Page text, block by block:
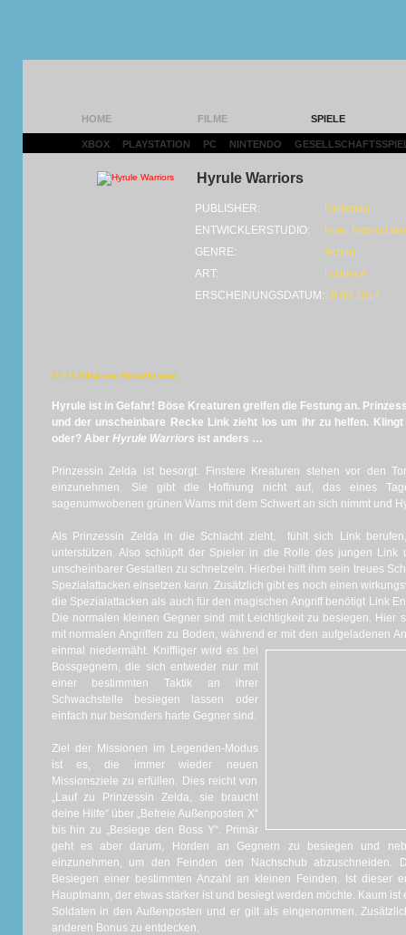
HOME FILME SPIELE
XBOX PLAYSTATION PC NINTENDO
Hyrule Warriors
PUBLISHER:
Nintendo
ENTWICKLERSTUDIO:
Koei Tecmo
GENRE:
Action
ART:
Fullprice
ERSCHEINUNGSDATUM:19.09.2014
17.11.2014 von Born2bewild
Hyrule ist in Gefahr! Böse Kreaturen greifen die Festung an.
und der unscheinbare Recke Link zieht los um ihr zu helfen.
oder? Aber Hyrule Warriors ist anders …
Prinzessin Zelda ist besorgt. Finstere Kreaturen stehen vor den
einzunehmen. Sie gibt die Hoffnung nicht auf, das eines
sagenumwobenen grünen Wams mit dem Schwert an sich nimmt und
Als Prinzessin Zelda in die Schlacht zieht, fühlt sich Link
unterstützen. Also schlüpft der Spieler in die Rolle des jungen
unscheinbarer Gestalten zu schnetzeln. Hierbei hilft ihm sein treues
Spezialattacken einsetzen kann. Zusätzlich gibt es noch einen
die Spezialattacken als auch für den magischen Angriff benötigt Link
Die normalen kleinen Gegner sind mit Leichtigkeit zu besiegen. Hier
mit normalen Angriffen zu Boden, während er mit den aufgeladenen
einmal niedermäht. Kniffliger wird es bei
Bossgegnern, die sich entweder nur mit
einer bestimmten Taktik an ihrer
Schwachstelle besiegen lassen oder
einfach nur besonders harte Gegner sind.
Ziel der Missionen im Legenden-Modus
ist es, die immer wieder neuen
Missionsziele zu erfüllen. Dies reicht von
„Lauf zu Prinzessin Zelda, sie braucht
deine Hilfe“ über „Befreie Außenposten X“
bis hin zu „Besiege den Boss Y“. Primär
geht es aber darum, Horden an Gegnern zu besiegen und
einzunehmen, um den Feinden den Nachschub abzuschneiden.
Besiegen einer bestimmten Anzahl an kleinen Feinden. Ist dieser
Hauptmann, der etwas stärker ist und besiegt werden möchte. Kaum
Soldaten in den Außenposten und er gilt als eingenommen.
anderen Bonus zu entdecken.